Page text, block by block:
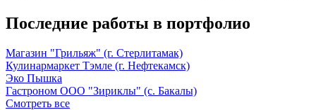
Последние работы в портфолио
Магазин "Грильяж" (г. Стерлитамак)
Кулинармаркет Тэмле (г. Нефтекамск)
Эко Пышка
Гастроном ООО "Зириклы" (с. Бакалы)
Смотреть все